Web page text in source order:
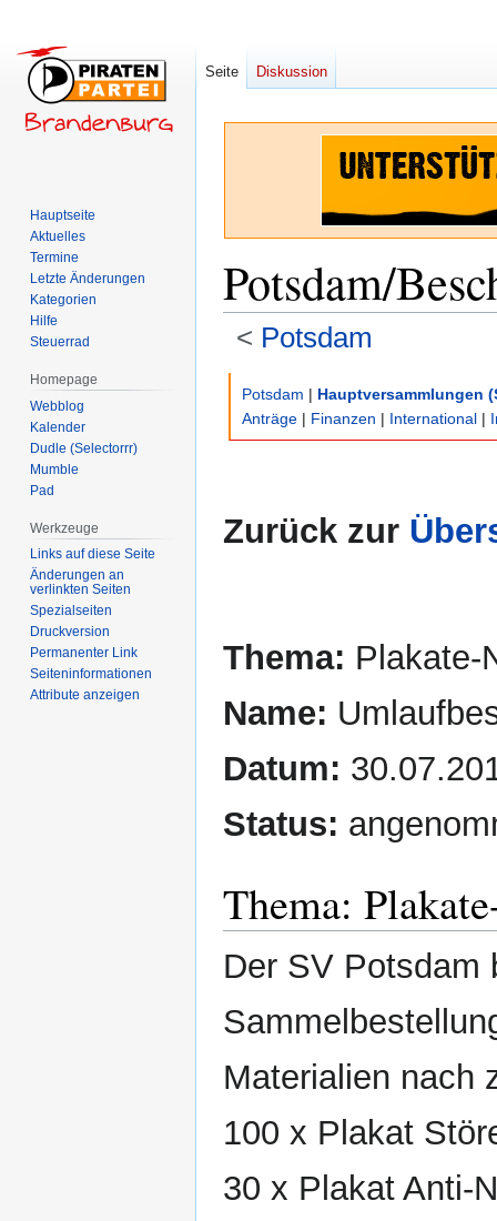
Potsdam/
< Potsdam
springen
springen
Potsdam | Hauptversammlungen
Anträge | Finanzen | International |
Zurück zur
Thema: Plakate-
Name:
Datum:
Status:
Thema:
Der SV Potsdam
Materialien nach
100 x Plakat
30 x Plakat Anti-
Seite Diskussion
Hauptseite
Aktuelles
Termine
Letzte Änderungen
Kategorien
Hilfe
Steuerrad
Homepage
Webblog
Kalender
Dudle (Selectorrr)
Mumble
Pad
Werkzeuge
Links auf diese Seite
Änderungen an
verlinkten Seiten
Spezialseiten
Druckversion
Permanenter Link
Seiten­­informationen
Attribute anzeigen